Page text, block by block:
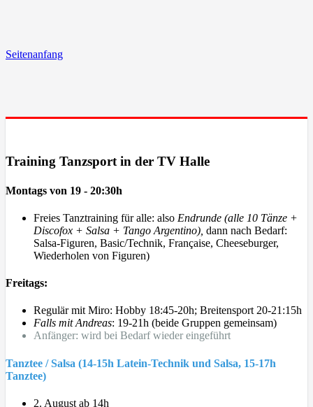
Seitenanfang
Training Tanzsport in der TV Halle
Montags von 19 - 20:30h
Freies Tanztraining für alle: also Endrunde (alle 10 Tänze +
Discofox + Salsa + Tango Argentino), dann nach Bedarf:
Salsa-Figuren, Basic/Technik, Française, Cheeseburger,
Wiederholen von Figuren)
Freitags:
Regulär mit Miro: Hobby 18:45-20h; Breitensport 20-21:15h
Falls mit Andreas: 19-21h (beide Gruppen gemeinsam)
Anfänger: wird bei Bedarf wieder eingeführt
Tanztee / Salsa (14-15h Latein-Technik und Salsa, 15-17h
Tanztee)
2. August ab 14h